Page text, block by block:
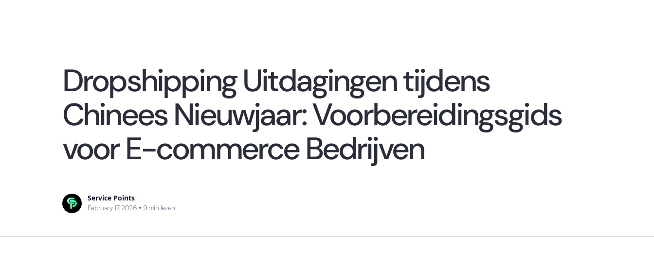
Dropshipping Uitdagingen tijdens
Chinees Nieuwjaar: Voorbereidingsgids
voor E-commerce Bedrijven
Service Points
February 17, 2026 • 9 min lezen